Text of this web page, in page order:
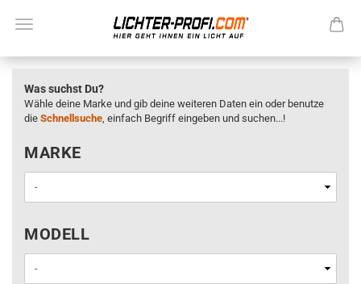
Was suchst Du?
Wähle deine Marke und gib deine weiteren Daten ein oder benutze
die Schnellsuche, einfach Begriff eingeben und suchen...!
MARKE
MARKE
MODELL
MODELL